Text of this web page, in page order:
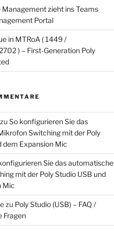
zieht ins Teams
Portal
in MTRoA ( 1449 /
) – First-Generation Poly
So konfigurieren Sie das
Switching mit der Poly
dem Expansion Mic
Sie das automatische
mit der Poly Studio USB und
Mic
zu Poly Studio (USB) – FAQ /
Fragen